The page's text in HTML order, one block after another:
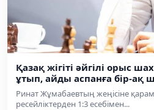
Қазақ жігіті әйгілі орыс
ұтып, айды аспанға бір-ақ
Ринат Жұмабаевтың жеңісіне
ресейліктерден 1:3 есебімен...